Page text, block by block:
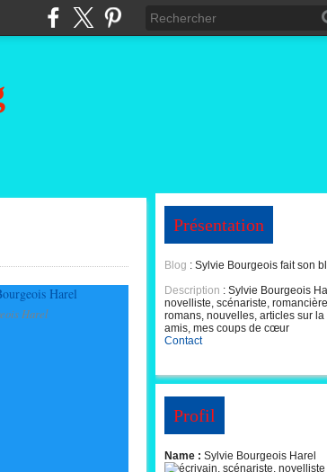
Harel
Présentation
Blog : Sylvie Bourgeois fait son
Description : Sylvie Bourgeois
novelliste, scénariste,
romans, nouvelles, articles sur la
amis, mes coups de cœur
Contact
Profil
Name : Sylvie Bourgeois Harel